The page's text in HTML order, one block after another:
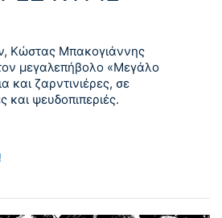
Κώστας Μπακογιάννης
μεγαλεπήβολο «Μεγάλο
και ζαρντινιέρες, σε
και ψευδοπιπεριές.